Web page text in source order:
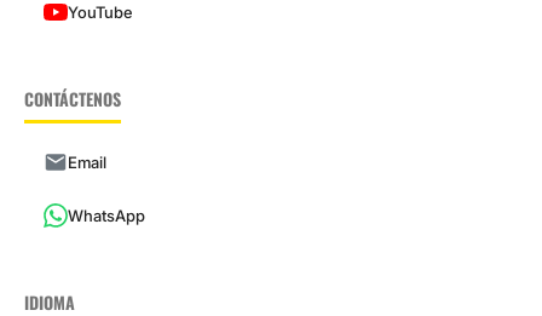
YouTube
CONTÁCTENOS
Email
WhatsApp
IDIOMA